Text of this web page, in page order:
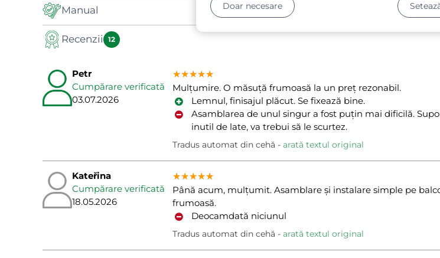
Manual
Manual
Recenzii 12
Petr
Cumpărare verificată
03.07.2026
★★★★★
★★★★★
★★★★★
Mulțumire. O măsuță frumoasă la un preț rezonabil.
Lemnul, finisajul plăcut. Se fixează bine.
Asamblarea de unul singur a fost puțin mai dificilă.
inutil de late, va trebui să le scurtez.
Tradus automat din cehă arată textul original
Kateřina
Cumpărare verificată
18.05.2026
★★★★★
★★★★★
★★★★★
Până acum, mulțumit. Asamblare și instalare simple pe
frumoasă.
Deocamdată niciunul
Tradus automat din cehă arată textul original
Doar necesare